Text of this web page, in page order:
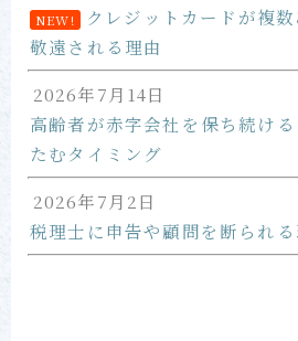
NEW! クレジットカードが複数
敬遠される理由
2026年7月14日
高齢者が赤字会社を保ち続け
たむタイミング
2026年7月2日
税理士に申告や顧問を断られ